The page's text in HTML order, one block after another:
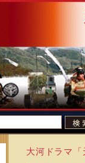
大河ドラマ